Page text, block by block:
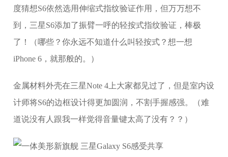
度猜想S6依然选用伸缩式指纹验证作用，但万万想不
到，三星S6添加了振臂一呼的轻按式指纹验证，棒极
了！（哪些？你永远不知道什么叫轻按式？想一想
iPhone 6，就那般的。）
金属材料外壳在三星Note 4上大家都见过了，但是室内设
计师将S6的边框设计得更加圆润，不割手握感强。（难
道说没有人跟我一样觉得音量键太高了没有？？）